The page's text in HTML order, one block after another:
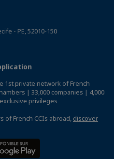
- PE, 52010-150
1st private network of French
| 33,000 companies | 4,000
privileges
of French CCIs abroad, discover